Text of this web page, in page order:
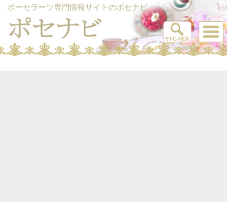
ポーセラーツ専門情報サイトのポセナビ